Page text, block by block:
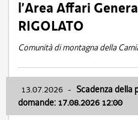
l’Area Affari
RIGOLATO
Comunità di montagna della
13.07.2026 - Scadenza della
domande: 17.08.2026 12:00